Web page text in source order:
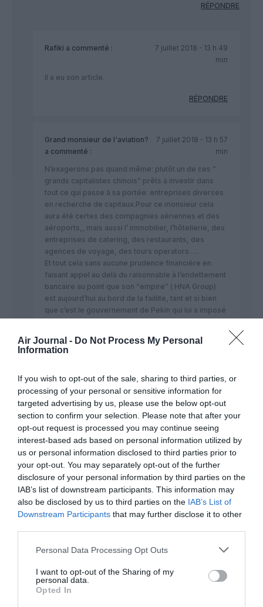
Air Journal - Do Not Process My Personal
Information
If you wish to opt-out of the sale, sharing to third parties, or
processing of your personal or sensitive information for
targeted advertising by us, please use the below opt-out
section to confirm your selection. Please note that after your
opt-out request is processed you may continue seeing
interest-based ads based on personal information utilized by
us or personal information disclosed to third parties prior to
your opt-out. You may separately opt-out of the further
disclosure of your personal information by third parties on the
IAB’s list of downstream participants. This information may
also be disclosed by us to third parties on the IAB’s List of
Downstream Participants that may further disclose it to other
Personal Data Processing Opt Outs
I want to opt-out of the Sharing of my
personal data.
Opted In
RÉPONDRE
Rafiki a commenté :
7 juillet 2018 - 13 h 49
min
Il a eu son article.
RÉPONDRE
Grand monsieur de l'aviation?
a commenté :
7 juillet 2018 - 13 h 57
min
N’exagerons pas quand même: plutôt un de ces ”
grands capitalistes chinois” prêts à investir dans
tout ce qui passe à sa portée: entreprises diverses
en recherche de capitaux.Pour ce monsieur cela
aura été certes des compagnies aériennes et des
aéroports,, mais aussi l’ immobilier, l’hôtellerie, des
entreprises de catering, des restaurants, des
agences de voyage, des tours operators…..
Et tout cela sans aucune prudence financière en
faisant appel au delà du raisonnable à l’endettement
bancaire au point que son “empire” ( HNA Group)
est aujourd’hui au bord de la faillite, tant et si bien
que c’est le gouvernement de Pekin qui lui a imposé
bilan…
NDRa commenté :
7 juillet 2018 - 14 h 19
min
En effet, je l’avais évoqué avant hier ici:
http://www.air-journal.fr/2018-07-05-aigle-azur-
met-lalgerie-a-lhonneur-cet-ete-
5201234.html/comment-page-1#comment-395739
Il vient d’être remplacé par son codirigeant mais ça
ne changera rien a la donne le gouvernement
chinois veut récupérer ses billes HNA l’actionnaire
majorutaine actuel va se retirer de ZI qui deviendra
sur le R, David Neelman ne pouvait pas le faire avant
puisqu’il était minoritaire, donc voila Aigle Azur loin
de s’appeler hainan s’appelera Azul France.